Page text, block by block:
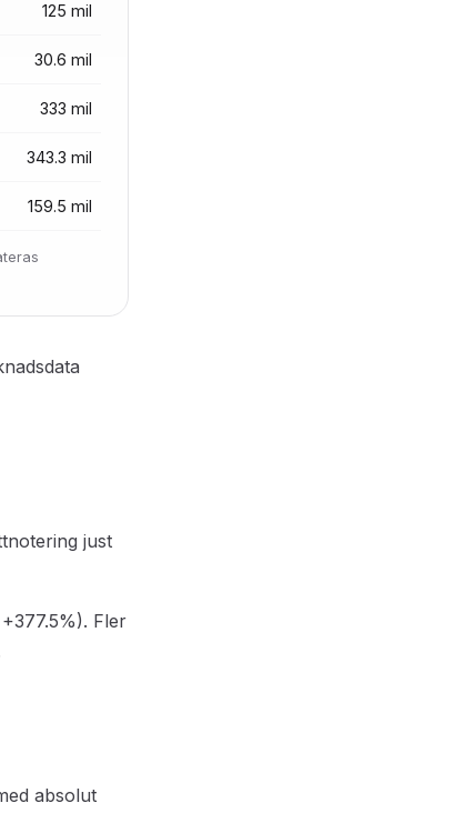
125 mil
30.6 mil
333 mil
343.3 mil
159.5 mil
just
Fler
absolut